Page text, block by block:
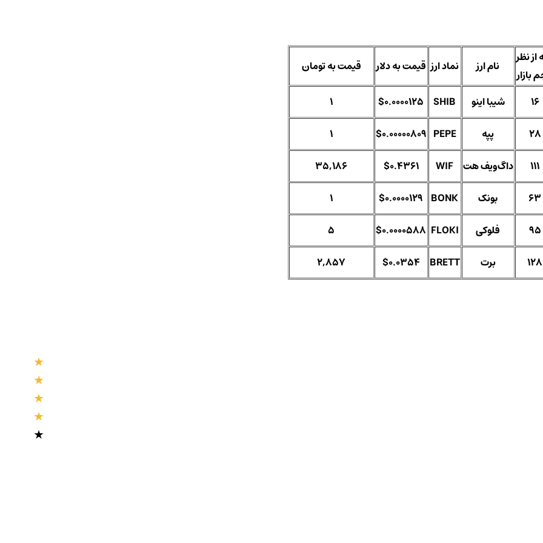
قیمت به تومان قیمت به دلار نماد ارز نام ارز
از نظر
بازار
1
$0.0000125 SHIB شیبا اینو
16
1
$0.00000809 PEPE پپه
28
35,186
$0.4361 WIF داگ‌ویف هت
111
1
$0.0000129 BONK بونک
63
5
$0.0000588 FLOKI فلوکی
95
2,857
$0.0354 BRETT برت 128